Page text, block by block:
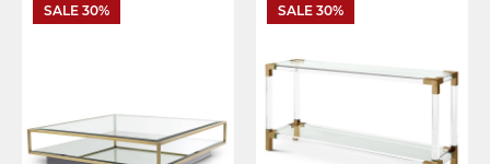
SALE 30% SALE 30%